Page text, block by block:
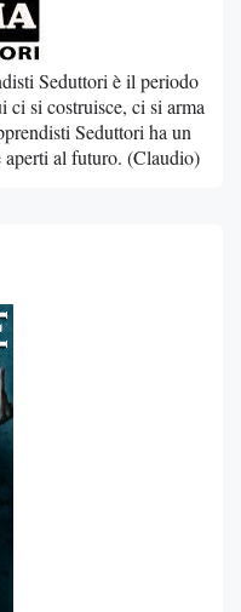
Seduttori è il periodo
ci si costruisce, ci si arma
Seduttori ha un
aperti al futuro. (Claudio)